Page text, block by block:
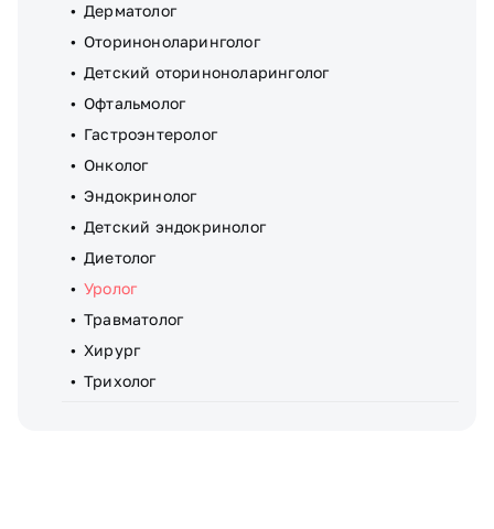
Дерматолог
Оториноноларинголог
Детский оториноноларинголог
Офтальмолог
Гастроэнтеролог
Онколог
Эндокринолог
Детский эндокринолог
Диетолог
Уролог
Травматолог
Хирург
Трихолог